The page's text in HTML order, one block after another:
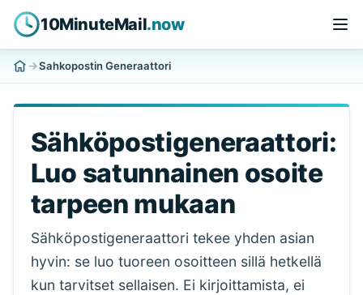
10MinuteMail.now
Sahkopostin Generaattori
Sähköpostigeneraattori:
Luo satunnainen osoite
tarpeen mukaan
Sähköpostigeneraattori tekee yhden asian
hyvin: se luo tuoreen osoitteen sillä hetkellä
kun tarvitset sellaisen. Ei kirjoittamista, ei